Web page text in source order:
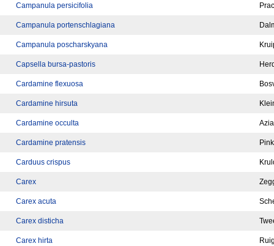
Campanula persicifolia
Campanula portenschlagiana
Campanula poscharskyana
Capsella bursa-pastoris
Cardamine flexuosa
Cardamine hirsuta
Cardamine occulta
Cardamine pratensis
Carduus crispus
Carex
Carex acuta
Carex disticha
Carex hirta